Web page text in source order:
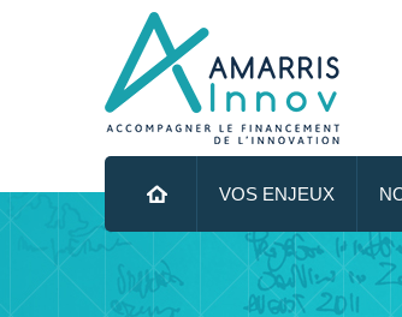
ALLER AU CONTENU PRINCIPAL
VOS ENJEUX